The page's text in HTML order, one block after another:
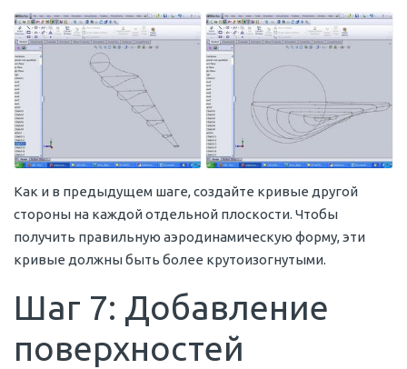
Как и в предыдущем шаге, создайте кривые другой
стороны на каждой отдельной плоскости. Чтобы
получить правильную аэродинамическую форму, эти
кривые должны быть более крутоизогнутыми.
Шаг 7: Добавление
поверхностей